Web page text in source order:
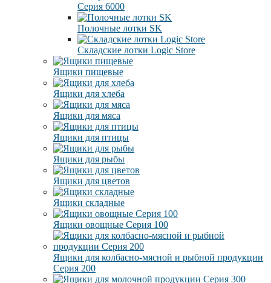
Серия 6000
Полочные лотки SK
Складские лотки Logic Store
Ящики пищевые
Ящики для хлеба
Ящики для мяса
Ящики для птицы
Ящики для рыбы
Ящики для цветов
Ящики складные
Ящики овощные Серия 100
Ящики для колбасно-мясной и рыбной продукции
Серия 200